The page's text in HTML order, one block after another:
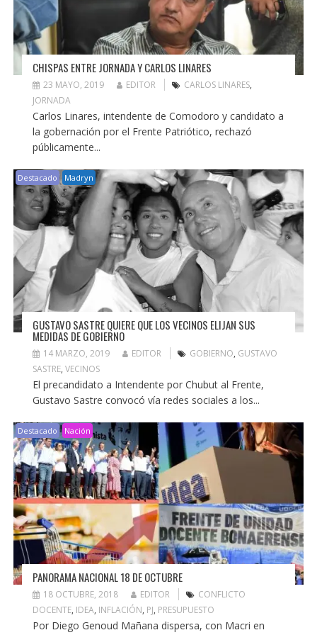
CHISPAS ENTRE JORNADA Y CARLOS LINARES
23 MAYO, 2019 EDITOR CARLOS LINARES,
JORNADA
Carlos Linares, intendente de Comodoro y candidato a
la gobernación por el Frente Patriótico, rechazó
públicamente...
Destacado Madryn
GUSTAVO SASTRE QUIERE QUE LOS VECINOS ELIJAN SUS
MEDIDAS DE GOBIERNO
14 MARZO, 2019 EDITOR GOBIERNO, GUSTAVO
SASTRE, VECINOS
El precandidato a Intendente por Chubut al Frente,
Gustavo Sastre convocó vía redes sociales a los...
Destacado Nación
PANORAMA NACIONAL 18 DE OCTUBRE
18 OCTUBRE, 2018 EDITOR
CONFLICTO
DOCENTE, IDEA, INFLACIÓN, PJ, PRESUPUESTO
Por Diego Genoud Mañana dispersa, con Macri en